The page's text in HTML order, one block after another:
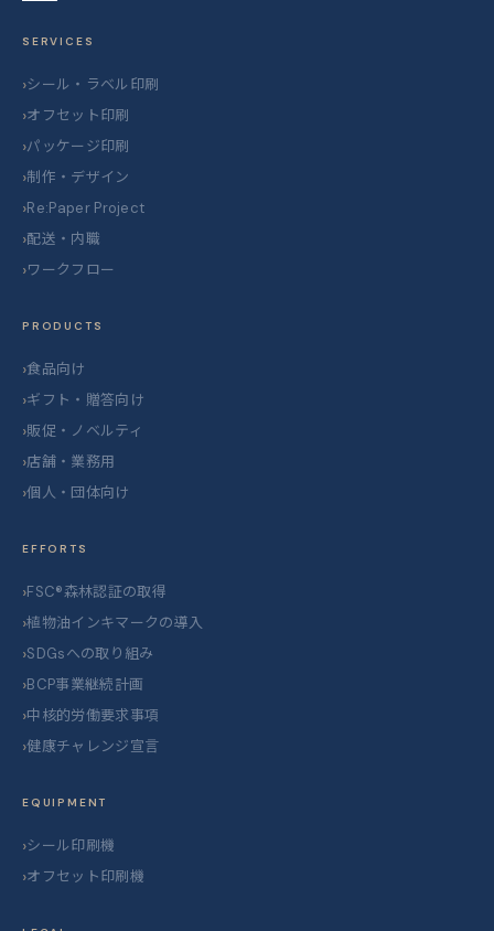
SERVICES
シール・ラベル印刷
オフセット印刷
パッケージ印刷
制作・デザイン
Re:Paper Project
配送・内職
ワークフロー
PRODUCTS
食品向け
ギフト・贈答向け
販促・ノベルティ
店舗・業務用
個人・団体向け
EFFORTS
FSC®森林認証の取得
植物油インキマークの導入
SDGsへの取り組み
BCP事業継続計画
中核的労働要求事項
健康チャレンジ宣言
EQUIPMENT
シール印刷機
オフセット印刷機